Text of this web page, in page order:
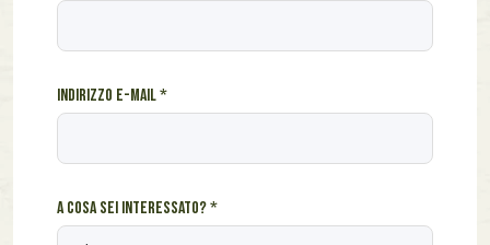
Indirizzo e-mail*
A cosa sei interessato?*